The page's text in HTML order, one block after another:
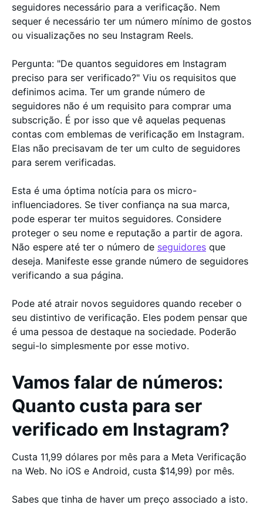
seguidores necessário para a verificação. Nem
sequer é necessário ter um número mínimo de gostos
ou visualizações no seu Instagram Reels.
Pergunta: "De quantos seguidores em Instagram
preciso para ser verificado?" Viu os requisitos que
definimos acima. Ter um grande número de
seguidores não é um requisito para comprar uma
subscrição. É por isso que vê aquelas pequenas
contas com emblemas de verificação em Instagram.
Elas não precisavam de ter um culto de seguidores
para serem verificadas.
Esta é uma óptima notícia para os micro-
influenciadores. Se tiver confiança na sua marca,
pode esperar ter muitos seguidores. Considere
proteger o seu nome e reputação a partir de agora.
Não espere até ter o número de seguidores que
deseja. Manifeste esse grande número de seguidores
verificando a sua página.
Pode até atrair novos seguidores quando receber o
seu distintivo de verificação. Eles podem pensar que
é uma pessoa de destaque na sociedade. Poderão
segui-lo simplesmente por esse motivo.
Vamos falar de números:
Quanto custa para ser
verificado em Instagram?
Custa 11,99 dólares por mês para a Meta Verificação
na Web. No iOS e Android, custa $14,99) por mês.
Sabes que tinha de haver um preço associado a isto.